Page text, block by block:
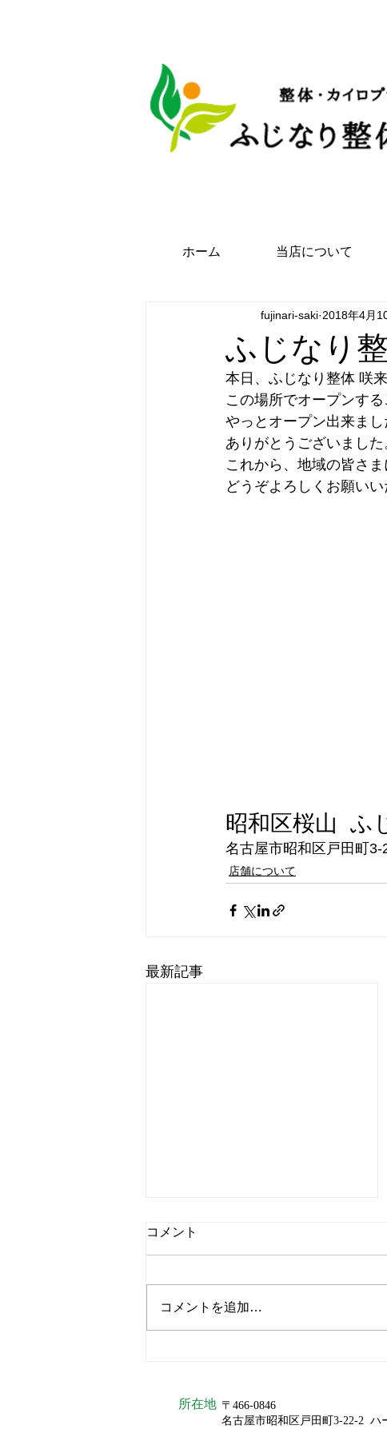
ホーム 当店について
ふじなり
fujinari-saki 2018年4月
本日、ふじなり整体 咲
この場所でオープンす
やっとオープン出来ま
ありがとうございました
これから、地域の皆さ
どうぞよろしくお願いい
昭和区桜山  ふ
名古屋市昭和区戸田町
店舗について
最新記事
コメント
コメントを追加…
所在地 〒466-0846
名古屋市昭和区戸田町3-22-2 ハ